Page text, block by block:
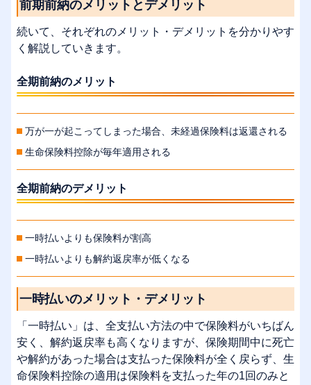
前期前納のメリットとデメリット
続いて、それぞれのメリット・デメリットを分かりやす
く解説していきます。
全期前納のメリット
万が一が起こってしまった場合、未経過保険料は返還される
生命保険料控除が毎年適用される
全期前納のデメリット
一時払いよりも保険料が割高
一時払いよりも解約返戻率が低くなる
一時払いのメリット・デメリット
「一時払い」は、全支払い方法の中で保険料がいちばん
安く、解約返戻率も高くなりますが、保険期間中に死亡
や解約があった場合は支払った保険料が全く戻らず、生
命保険料控除の適用は保険料を支払った年の1回のみと